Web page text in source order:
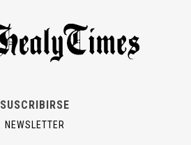
SUSCRIBIRSE
NEWSLETTER